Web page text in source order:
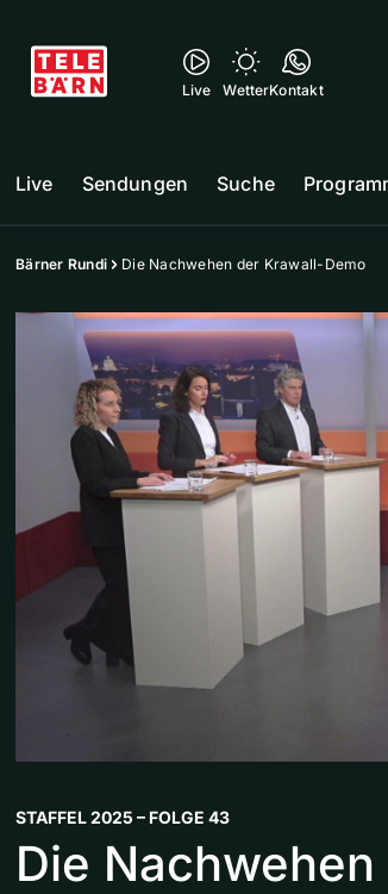
Live WetterKontakt
Live Sendungen Suche
Bärner Rundi Die Nachwehen der Krawall-Demo
STAFFEL 2025 – FOLGE 43
Die